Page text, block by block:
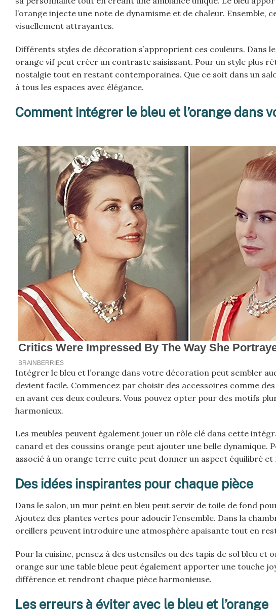
l’orange injecte une note de dynamisme et de chaleur.
visuellement attrayantes.
Différents styles de décoration s’approprient ces couleurs. Dans
orange vif peut créer un contraste saisissant. Pour un style plus
nostalgie tout en restant contemporaines. Que ce soit dans un
à tous les espaces avec élégance.
Comment intégrer le bleu et l’orange dans
Intégrer le bleu et l’orange dans votre décoration peut sembler
devient facile. Commencez par choisir des accessoires comme
en avant ces deux couleurs. Vous pouvez opter pour des motifs
harmonieux.
Les meubles peuvent également jouer un rôle clé dans cette
canard et des coussins orange peut ajouter une belle dynamique.
associé à un orange terre cuite peut donner un aspect équilibré
Des idées inspirantes pour chaque pièce
Dans le salon, un mur peint en bleu peut servir de toile de fond
Ajoutez des plantes vertes pour adoucir l’ensemble. Dans la
oreillers peuvent introduire une atmosphère apaisante tout en
Pour la cuisine, pensez à des ustensiles ou des tapis de sol bleu et
orange sur une table bleue peut également apporter une touche
différence et rendront chaque pièce harmonieuse.
Les erreurs à éviter avec le bleu et l’orange